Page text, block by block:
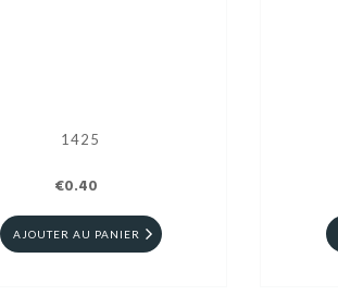
1425
€0.40
AJOUTER AU PANIER